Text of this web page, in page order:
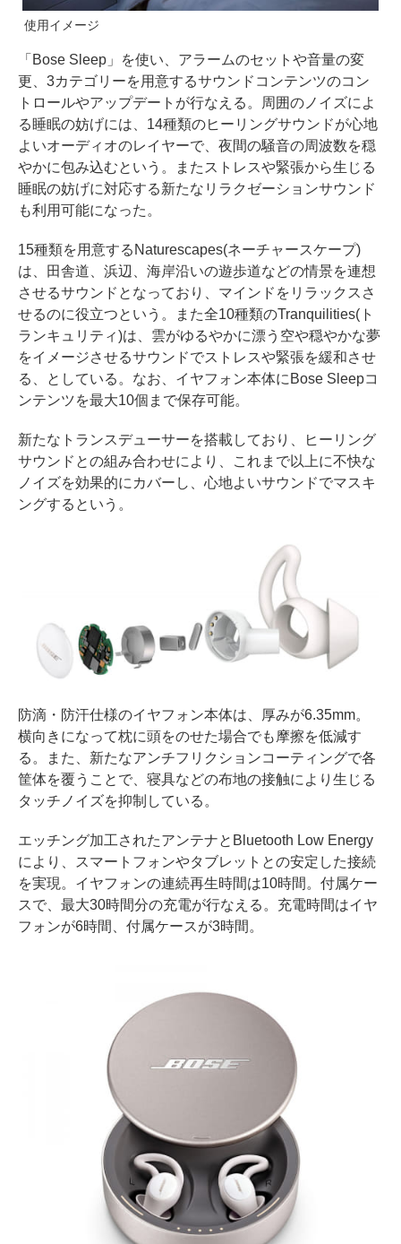
使用イメージ
「Bose Sleep」を使い、アラームのセットや音量の変
更、3カテゴリーを用意するサウンドコンテンツのコン
トロールやアップデートが行なえる。周囲のノイズによ
る睡眠の妨げには、14種類のヒーリングサウンドが心地
よいオーディオのレイヤーで、夜間の騒音の周波数を穏
やかに包み込むという。またストレスや緊張から生じる
睡眠の妨げに対応する新たなリラクゼーションサウンド
も利用可能になった。
15種類を用意するNaturescapes(ネーチャースケープ)
は、田舎道、浜辺、海岸沿いの遊歩道などの情景を連想
させるサウンドとなっており、マインドをリラックスさ
せるのに役立つという。また全10種類のTranquilities(ト
ランキュリティ)は、雲がゆるやかに漂う空や穏やかな夢
をイメージさせるサウンドでストレスや緊張を緩和させ
る、としている。なお、イヤフォン本体にBose Sleepコ
ンテンツを最大10個まで保存可能。
新たなトランスデューサーを搭載しており、ヒーリング
サウンドとの組み合わせにより、これまで以上に不快な
ノイズを効果的にカバーし、心地よいサウンドでマスキ
ングするという。
防滴・防汗仕様のイヤフォン本体は、厚みが6.35mm。
横向きになって枕に頭をのせた場合でも摩擦を低減す
る。また、新たなアンチフリクションコーティングで各
筐体を覆うことで、寝具などの布地の接触により生じる
タッチノイズを抑制している。
エッチング加工されたアンテナとBluetooth Low Energy
により、スマートフォンやタブレットとの安定した接続
を実現。イヤフォンの連続再生時間は10時間。付属ケー
スで、最大30時間分の充電が行なえる。充電時間はイヤ
フォンが6時間、付属ケースが3時間。